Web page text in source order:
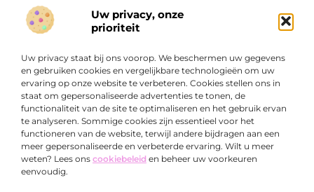
Uw privacy, onze
prioriteit
Uw privacy staat bij ons voorop. We beschermen uw gegevens
en gebruiken cookies en vergelijkbare technologieën om uw
ervaring op onze website te verbeteren. Cookies stellen ons in
staat om gepersonaliseerde advertenties te tonen, de
functionaliteit van de site te optimaliseren en het gebruik ervan
te analyseren. Sommige cookies zijn essentieel voor het
functioneren van de website, terwijl andere bijdragen aan een
meer gepersonaliseerde en verbeterde ervaring. Wilt u meer
weten? Lees ons cookiebeleid en beheer uw voorkeuren
eenvoudig.
Over
Bedrijf
“Ontdek een wereld van boeiende blogs en artikelen die
je zowel inspireren als informeren.”
Bij Exclusiefbedrijf.nl draait alles om het leveren van
kwalitatieve inzichten en verhalen die jouw dagelijks leven
verrijken en je uitdagen om verder te denken.
Onze informatie